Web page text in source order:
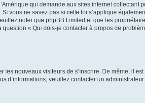
qui demande aux sites internet
vous ne savez pas si cette loi s’applique
noter que phpBB Limited et que les
« Qui dois-je contacter à propos de
nouveaux visiteurs de s’inscrire. De même, il
d’informations, veuillez contacter un administrateur